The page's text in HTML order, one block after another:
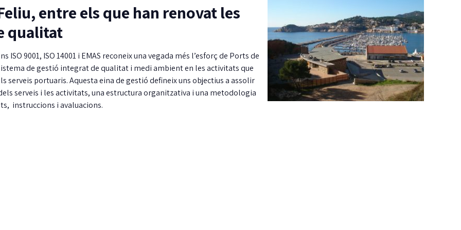
entre els que han renovat les
qualitat
ISO 9001, ISO 14001 i EMAS reconeix una vegada més l’esforç de Ports de
de gestió integrat de qualitat i medi ambient en les activitats que
serveis portuaris. Aquesta eina de gestió defineix uns objectius a assolir
serveis i les activitats, una estructura organitzativa i una metodologia
instruccions i avaluacions.